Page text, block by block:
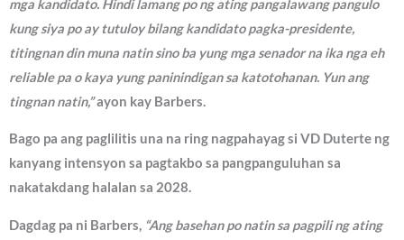
mga kandidato. Hindi lamang po ng ating pangalawang pangulo
kung siya po ay tutuloy bilang kandidato pagka-presidente,
titingnan din muna natin sino ba yung mga senador na ika nga eh
reliable pa o kaya yung paninindigan sa katotohanan. Yun ang
tingnan natin,”ayon kay Barbers.
Bago pa ang paglilitis una na ring nagpahayag si VD Duterte ng
kanyang intensyon sa pagtakbo sa pangpanguluhan sa
nakatakdang halalan sa 2028.
Dagdag pa ni Barbers, “Ang basehan po natin sa pagpili ng ating